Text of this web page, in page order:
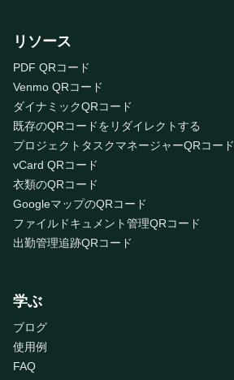
リソース
PDF QRコード
Venmo QRコード
ダイナミックQRコード
既存のQRコードをリダイレクトする
プロジェクトタスクマネージャーQRコード
vCard QRコード
衣類のQRコード
GoogleマップのQRコード
ファイルドキュメント管理QRコード
出勤管理追跡QRコード
学ぶ
ブログ
使用例
FAQ